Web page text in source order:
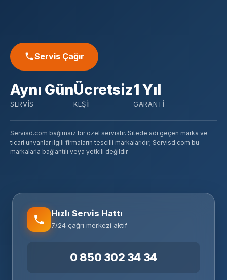
Servis Çağır
Aynı Gün
SERVIS
Ücretsiz
KEŞIF
1 Yıl
GARANTI
Servisd.com bağımsız bir özel servistir. Sitede adı geçen marka ve
ticari unvanlar ilgili firmaların tescilli markalarıdır; Servisd.com bu
markalarla bağlantılı veya yetkili değildir.
Hızlı Servis Hattı
7/24 çağrı merkezi aktif
0 850 302 34 34